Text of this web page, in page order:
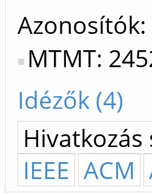
Azonosítók
MTMT:
Idézők (4)
IEEE ACM